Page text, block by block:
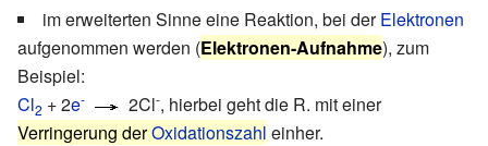
im erweiterten Sinne eine Reaktion, bei derElektronen
aufgenommen werden (Elektronen-Aufnahme), zum
Beispiel:
Cl2 + 2e- 2Cl-, hierbei geht die R. mit einer
Verringerung derOxidationszahl einher.